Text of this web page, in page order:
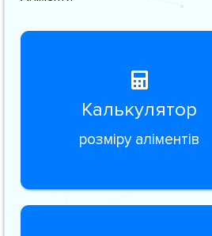
Калькулятор
розміру аліментів